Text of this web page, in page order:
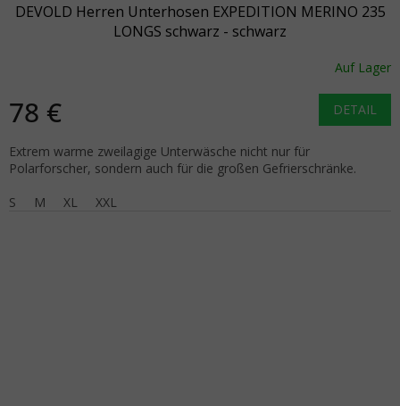
DEVOLD Herren Unterhosen EXPEDITION MERINO 235
LONGS schwarz - schwarz
Auf Lager
78 € DETAIL
Extrem warme zweilagige Unterwäsche nicht nur für
Polarforscher, sondern auch für die großen Gefrierschränke.
S
M XL XXL